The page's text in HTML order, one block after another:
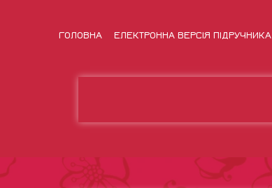
ГОЛОВНА ЕЛЕКТРОННА ВЕРСІЯ ПІДРУЧНИКА